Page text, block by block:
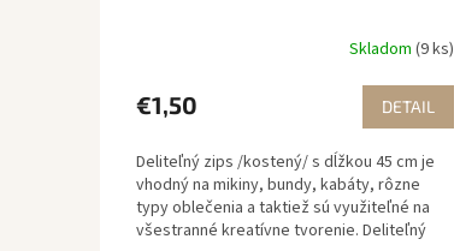
Skladom (9 ks)
€1,50 DETAIL
Deliteľný zips /kostený/ s dĺžkou 45 cm je
vhodný na mikiny, bundy, kabáty, rôzne
typy oblečenia a taktiež sú využiteľné na
všestranné kreatívne tvorenie. Deliteľný